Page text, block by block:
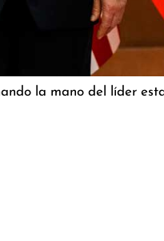
la mano del líder